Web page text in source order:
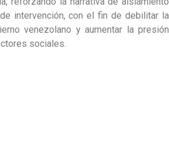
intervención, con el fin de debilitar la
venezolano y aumentar la presión
sociales.